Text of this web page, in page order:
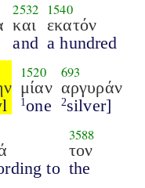
2532
και
and
1540
εκατόν
a hundred
1520
μίαν
1 one
693
αργυράν
2silver]
to
3588
τον
the